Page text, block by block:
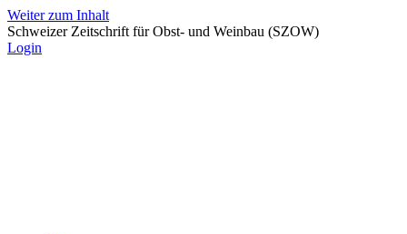
Weiter zum Inhalt
Schweizer Zeitschrift für Obst- und Weinbau (SZOW)
Login